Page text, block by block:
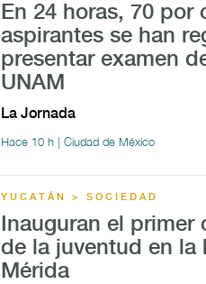
En 24 horas, 70 por
aspirantes se han
presentar examen
UNAM
La Jornada
Hace 10 h | Ciudad de México
YUCATÁN > SOCIEDAD
Inauguran el primer
de la juventud en la
Mérida